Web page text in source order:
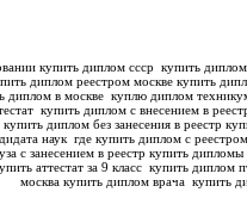
купить диплом ссср купить
диплом реестром москве купить
диплом в москве куплю диплом
купить диплом с внесением в
купить диплом без занесения в реестр
наук где купить диплом с
с занесением в реестр купить
аттестат за 9 класс купить диплом
москва купить диплом врача купить